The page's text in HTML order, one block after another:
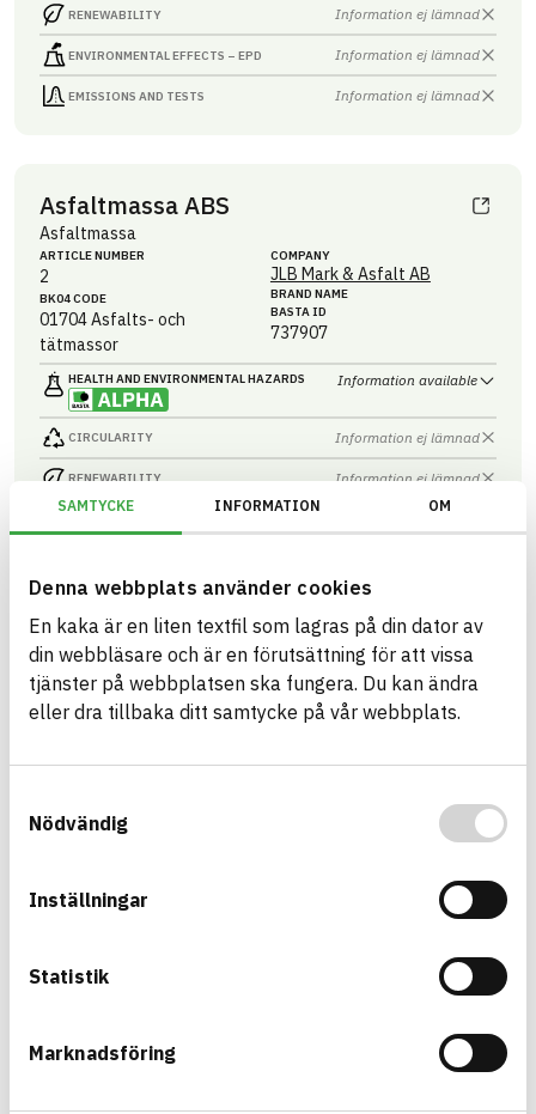
SAMTYCKE INFORMATION OM
Denna webbplats använder cookies
En kaka är en liten textfil som lagras på din dator av
din webbläsare och är en förutsättning för att vissa
tjänster på webbplatsen ska fungera. Du kan ändra
eller dra tillbaka ditt samtycke på vår webbplats.
Nödvändig
Inställningar
Statistik
Marknadsföring
RENEWABILITY Information ej lämnad
ENVIRONMENTAL EFFECTS – EPD Information ej lämnad
EMISSIONS AND TESTS Information ej lämnad
Asfaltmassa ABS
Asfaltmassa
ARTICLE NUMBER
2
BK04 CODE
01704Asfalts- och
tätmassor
COMPANY
JLB Mark & Asfalt AB
BRAND NAME
BASTA ID
737907
HEALTH AND ENVIRONMENTAL HAZARDS Information available
CIRCULARITY Information ej lämnad
RENEWABILITY Information ej lämnad
Asfaltmassa AG
Asfaltmassa
ARTICLE NUMBER
BK04 CODE
COMPANY
Information available
CIRCULARITY Information ej lämnad
ENVIRONMENTAL EFFECTS – EPD Information ej lämnad